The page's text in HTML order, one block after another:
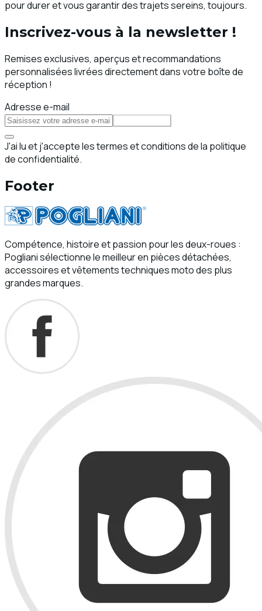
pour durer et vous garantir des trajets sereins, toujours.
Inscrivez-vous à la newsletter !
Remises exclusives, aperçus et recommandations
personnalisées livrées directement dans votre boîte de
réception !
Adresse e-mail
J'ai lu et j'accepte les termes et conditions de la politique
de confidentialité.
Footer
Compétence, histoire et passion pour les deux-roues :
Pogliani sélectionne le meilleur en pièces détachées,
accessoires et vêtements techniques moto des plus
grandes marques.